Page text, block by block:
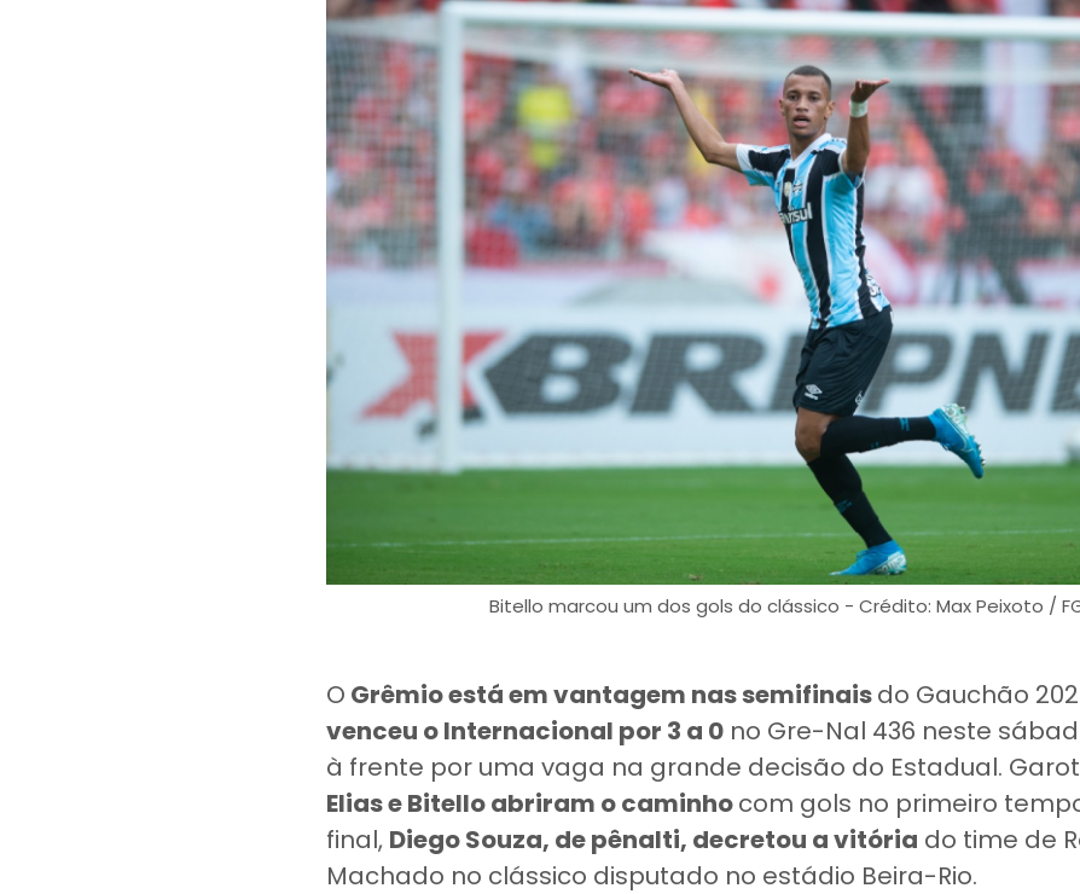
Bitello marcou um dos gols do clássico - Crédito: Max Peixoto /
O Grêmio está em vantagem nas semifinaisdo Gauchão
venceu o Internacional por 3 a 0no Gre-Nal 436 neste
à frente por uma vaga na grande decisão do Estadual.
Elias e Bitello abriram o caminhocom gols no primeiro
final, Diego Souza, de pênalti, decretou a vitória do time de
Machado no clássico disputado no estádio Beira-Rio.